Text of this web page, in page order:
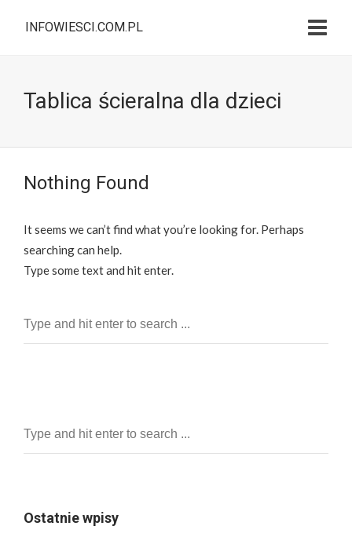
INFOWIESCI.COM.PL
Tablica ścieralna dla dzieci
Nothing Found
It seems we can’t find what you’re looking for. Perhaps
searching can help.
Type some text and hit enter.
Ostatnie wpisy